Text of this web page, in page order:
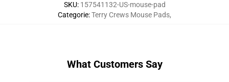
SKU: 157541132-US-mouse-pad
Categorie:Terry Crews Mouse Pads,
What Customers Say